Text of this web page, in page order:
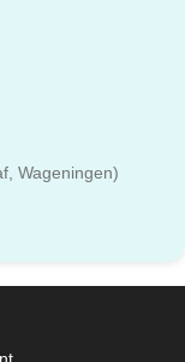
Wageningen)